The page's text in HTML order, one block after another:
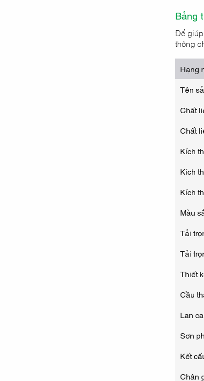
Bảng
Để giúp
thông
Hạng
Tên
Chất
Chất
Kích
Kích
Kích
Màu
Tải
Tải
Thiết
Cầu
Lan
Sơn
Kết
Chân